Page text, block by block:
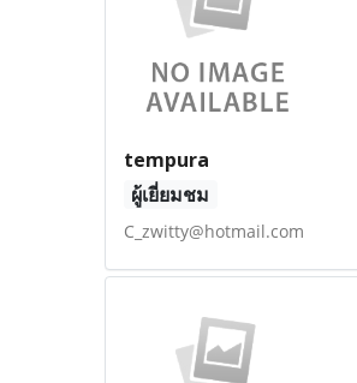
tempura
ผู้เยี่ยมชม
C_zwitty@hotmail.com